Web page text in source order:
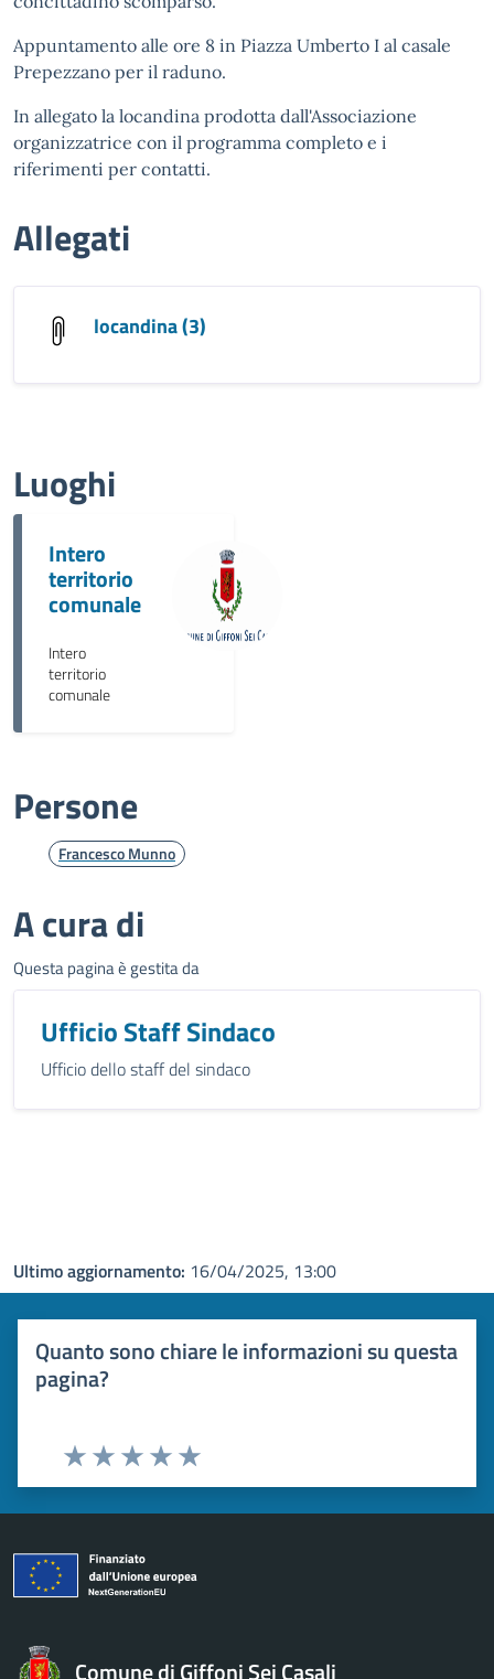
Appuntamento alle ore 8 in Piazza Umberto I al casale
Prepezzano per il raduno.
In allegato la locandina prodotta dall'Associazione
organizzatrice con il programma completo e i
riferimenti per contatti.
Allegati
locandina (3)
Luoghi
Intero
territorio
comunale
Intero
territorio
comunale
Persone
Francesco Munno
A cura di
Questa pagina è gestita da
Ufficio Staff Sindaco
Ufficio dello staff del sindaco
Ultimo aggiornamento: 16/04/2025, 13:00
Quanto sono chiare le informazioni su questa
pagina?
Valuta 5 stelle su 5
Valuta 4 stelle su 5
Valuta 3 stelle su 5
Valuta 2 stelle su 5
Valuta 1 stelle su 5
Comune di Giffoni Sei Casali